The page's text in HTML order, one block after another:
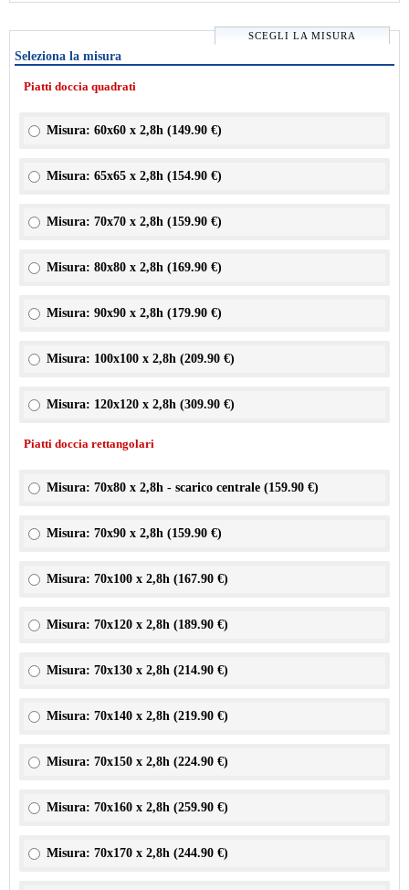
SCEGLI LA MISURA
Seleziona la misura
Piatti doccia quadrati
Misura: 60x60 x 2,8h (149.90 €)
Misura: 65x65 x 2,8h (154.90 €)
Misura: 70x70 x 2,8h (159.90 €)
Misura: 80x80 x 2,8h (169.90 €)
Misura: 90x90 x 2,8h (179.90 €)
Misura: 100x100 x 2,8h (209.90 €)
Misura: 120x120 x 2,8h (309.90 €)
Piatti doccia rettangolari
Misura: 70x80 x 2,8h - scarico centrale (159.90 €)
Misura: 70x90 x 2,8h (159.90 €)
Misura: 70x100 x 2,8h (167.90 €)
Misura: 70x120 x 2,8h (189.90 €)
Misura: 70x130 x 2,8h (214.90 €)
Misura: 70x140 x 2,8h (219.90 €)
Misura: 70x150 x 2,8h (224.90 €)
Misura: 70x160 x 2,8h (259.90 €)
Misura: 70x170 x 2,8h (244.90 €)